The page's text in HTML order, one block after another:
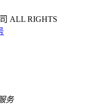
ALL RIGHTS
务